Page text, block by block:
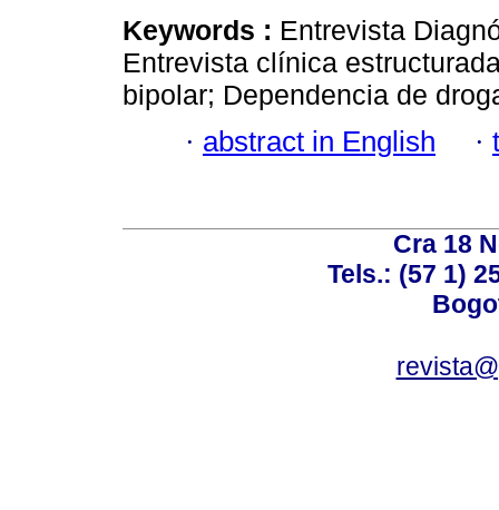
Keywords : Entrevista
Entrevista clínica
bipolar; Dependencia de
· abstract in English ·
Cra 18
Tels.: (57 1)